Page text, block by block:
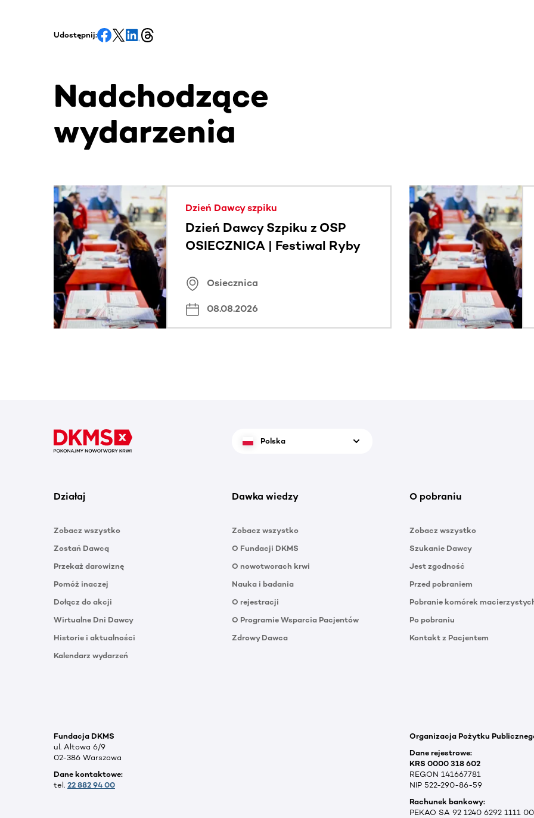
Udostępnij:
Nadchodzące
wydarzenia
Ta sekcja zawiera treści przewijane w poziomie. Użyj klawisza Tab lub przesuń palcem, aby zobaczyć
Dzień Dawcy szpiku
Dzień Dawcy Szpiku z OSP
OSIECZNICA | Festiwal Ryby
Osiecznica
08.08.2026
Polska
Działaj
Zobacz wszystko
Zostań Dawcą
Przekaż darowiznę
Pomóż inaczej
Dołącz do akcji
Wirtualne Dni Dawcy
Historie i aktualności
Kalendarz wydarzeń
Dawka wiedzy
Zobacz wszystko
O Fundacji DKMS
O nowotworach krwi
Nauka i badania
O rejestracji
O Programie Wsparcia Pacjentów
Zdrowy Dawca
O pobraniu
Zobacz wszystko
Szukanie Dawcy
Jest zgodność
Przed pobraniem
Pobranie komórek
Po pobraniu
Kontakt z Pacjentem
Fundacja DKMS
ul. Altowa 6/9
02-386 Warszawa
Dane kontaktowe:
tel. 22 882 94 00
Organizacja Pożytku
Dane rejestrowe:
KRS 0000 318 602
REGON 141667781
NIP 522-290-86-59
Rachunek bankowy:
PEKAO SA 92 1240 6292 1111